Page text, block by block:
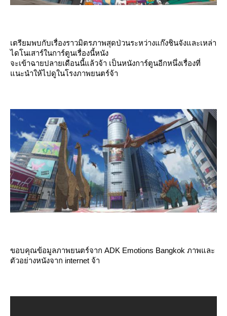
เตรียมพบกับเรื่องราวมิตรภาพสุดป่วนระหว่างแก๊งชินจังและเหล่า
ไดโนเสาร์ในการ์ตูนเรื่องนี้หนัง
จะเข้าฉายปลายเดือนนี้แล้วจ้า เป็นหนังการ์ตูนอีกหนึ่งเรื่องที่
นะนำให้ไปดูในโรงภาพยนตร์จ้า
ขอบคุณข้อมูลภาพยนตร์จาก ADK Emotions Bangkok ภาพและ
ตัวอย่างหนังจาก internet จ้า